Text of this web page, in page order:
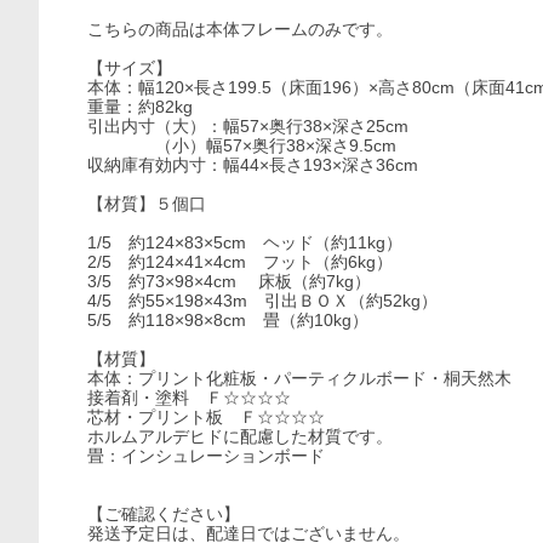
こちらの商品は本体フレームのみです。
【サイズ】
本体：幅120×長さ199.5（床面196）×高さ80cm（床面
重量：約82kg
引出内寸（大）：幅57×奥行38×深さ25cm
（小）幅57×奥行38×深さ9.5cm
収納庫有効内寸：幅44×長さ193×深さ36cm
【材質】５個口
1/5 約124×83×5cm ヘッド（約11kg）
2/5 約124×41×4cm フット（約6kg）
3/5 約73×98×4cm 床板（約7kg）
4/5 約55×198×43m 引出ＢＯＸ（約52kg）
5/5 約118×98×8cm 畳（約10kg）
【材質】
本体：プリント化粧板・パーティクルボード・桐天然木
接着剤・塗料 Ｆ☆☆☆☆
芯材・プリント板 Ｆ☆☆☆☆
ホルムアルデヒドに配慮した材質です。
畳：インシュレーションボード
【ご確認ください】
発送予定日は、配達日ではございません。